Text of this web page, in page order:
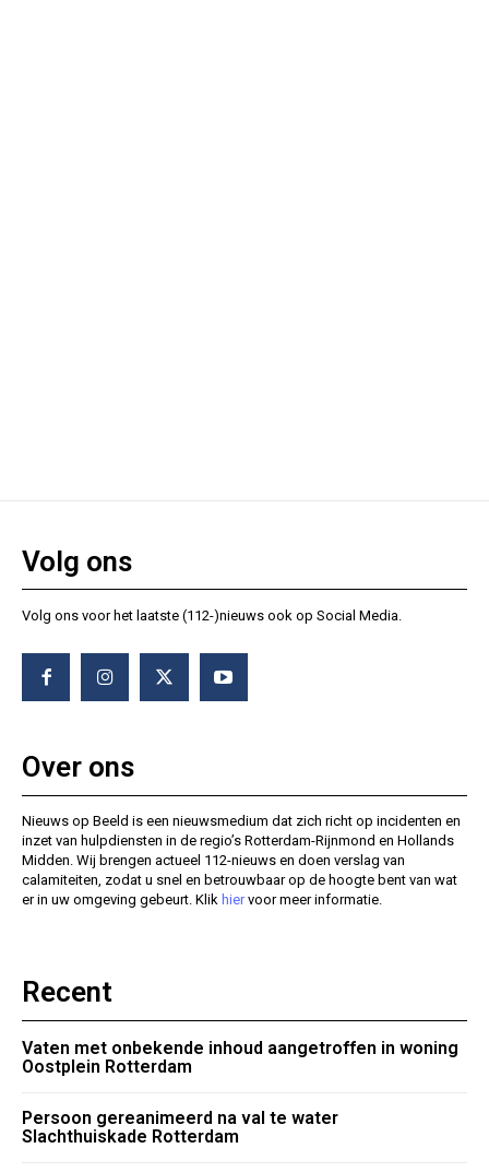
Volg ons
Volg ons voor het laatste (112-)nieuws ook op Social Media.
Over ons
Nieuws op Beeld is een nieuwsmedium dat zich richt op incidenten en
inzet van hulpdiensten in de regio’s Rotterdam-Rijnmond en Hollands
Midden. Wij brengen actueel 112-nieuws en doen verslag van
calamiteiten, zodat u snel en betrouwbaar op de hoogte bent van wat
er in uw omgeving gebeurt. Klik hiervoor meer informatie.
Recent
Vaten met onbekende inhoud aangetroffen in woning
Oostplein Rotterdam
Persoon gereanimeerd na val te water
Slachthuiskade Rotterdam